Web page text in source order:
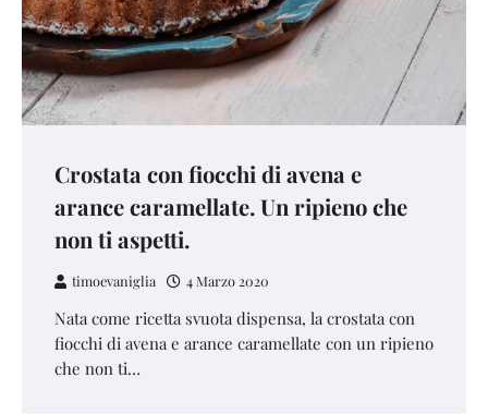
Crostata con fiocchi di avena e
arance caramellate. Un ripieno che
non ti aspetti.
timoevaniglia 4 Marzo 2020
Nata come ricetta svuota dispensa, la crostata con
fiocchi di avena e arance caramellate con un ripieno
che non ti…